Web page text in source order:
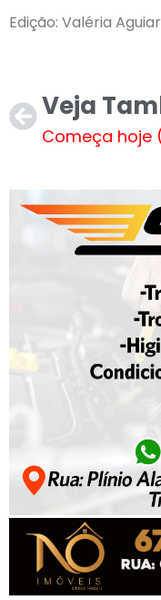
Edição: Valéria Aguiar